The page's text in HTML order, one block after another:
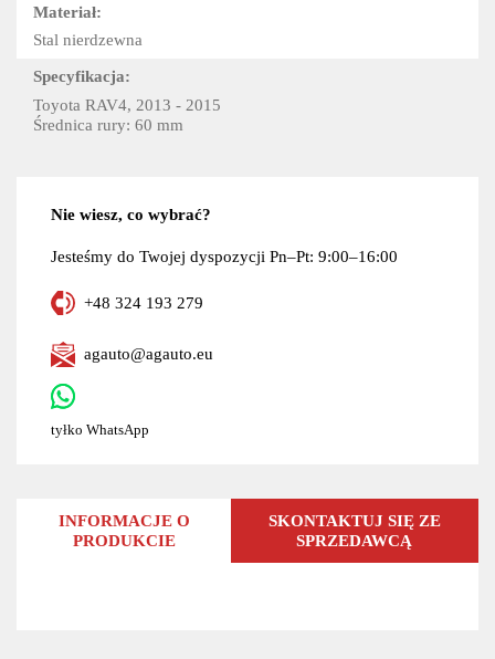
Materiał:
Stal nierdzewna
Specyfikacja:
Toyota RAV4, 2013 - 2015
Średnica rury: 60 mm
Nie wiesz, co wybrać?
Jesteśmy do Twojej dyspozycji Pn–Pt: 9:00–16:00
+48 324 193 279
agauto@agauto.eu
tyłko WhatsApp
INFORMACJE O
PRODUKCIE
SKONTAKTUJ SIĘ ZE
SPRZEDAWCĄ